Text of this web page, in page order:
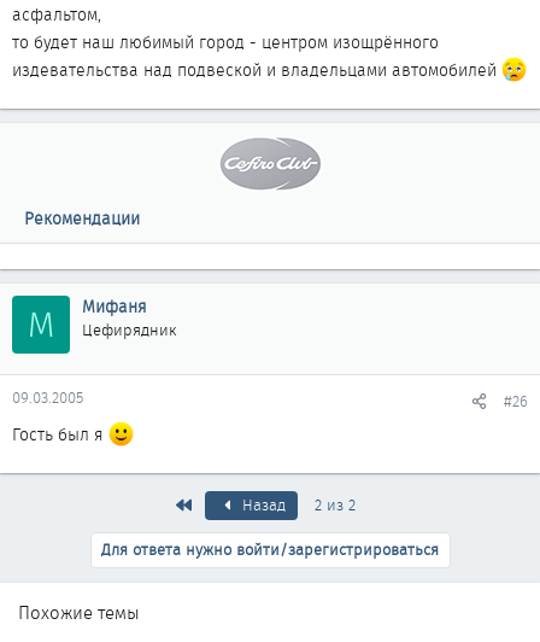
асфальтом,
то будет наш любимый город - центром изощрённого
издевательства над подвеской и владельцами автомобилей
Рекомендации
М Мифаня
Цефирядник
09.03.2005 #26
Гость был я
ПервыйНазад
2 из 2
Для ответа нужно войти/зарегистрироваться
Похожие темы